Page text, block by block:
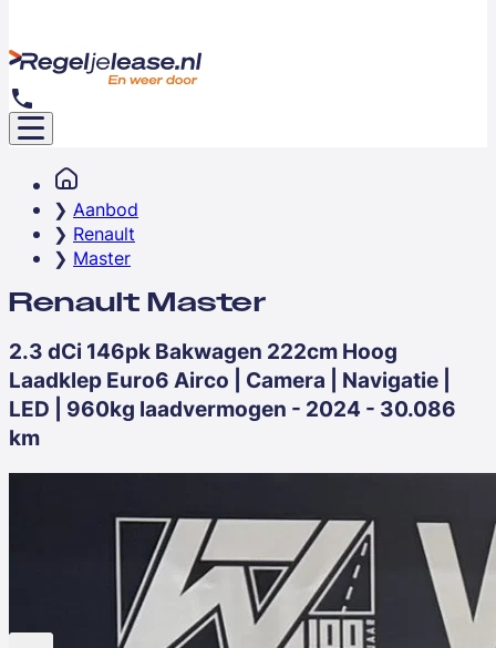
Aanbod
Renault
Master
Renault Master
2.3 dCi 146pk Bakwagen 222cm Hoog
Laadklep Euro6 Airco | Camera | Navigatie |
LED | 960kg laadvermogen - 2024 - 30.086
km